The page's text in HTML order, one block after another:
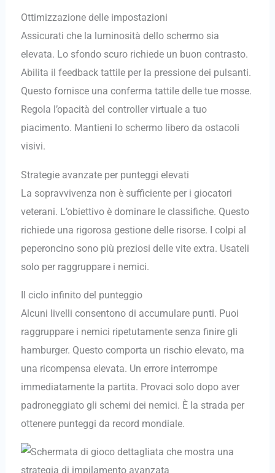
Ottimizzazione delle impostazioni
Assicurati che la luminosità dello schermo sia
elevata. Lo sfondo scuro richiede un buon contrasto.
Abilita il feedback tattile per la pressione dei pulsanti.
Questo fornisce una conferma tattile delle tue mosse.
Regola l’opacità del controller virtuale a tuo
piacimento. Mantieni lo schermo libero da ostacoli
visivi.
Strategie avanzate per punteggi elevati
La sopravvivenza non è sufficiente per i giocatori
veterani. L’obiettivo è dominare le classifiche. Questo
richiede una rigorosa gestione delle risorse. I colpi al
peperoncino sono più preziosi delle vite extra. Usateli
solo per raggruppare i nemici.
Il ciclo infinito del punteggio
Alcuni livelli consentono di accumulare punti. Puoi
raggruppare i nemici ripetutamente senza finire gli
hamburger. Questo comporta un rischio elevato, ma
una ricompensa elevata. Un errore interrompe
immediatamente la partita. Provaci solo dopo aver
padroneggiato gli schemi dei nemici. È la strada per
ottenere punteggi da record mondiale.